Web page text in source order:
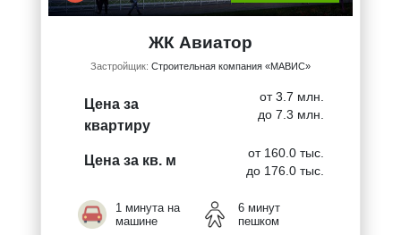
ЖК Авиатор
Застройщик: Строительная компания «МАВИС»
Цена за
квартиру
от 3.7 млн.
до 7.3 млн.
Цена за кв. м
от 160.0 тыс.
до 176.0 тыс.
1 минута на
машине
6 минут
пешком